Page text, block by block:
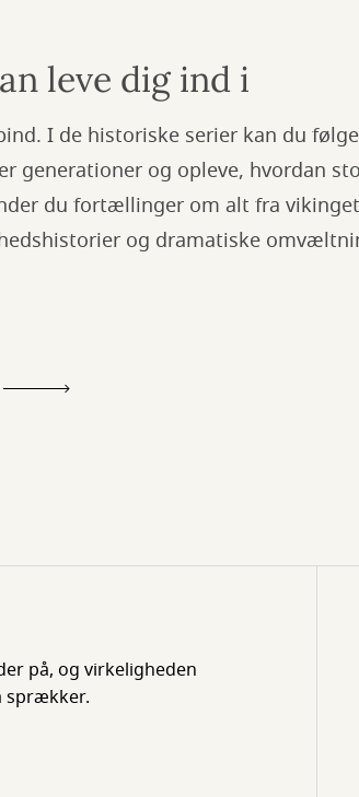
leve dig ind i
I de historiske serier kan du
generationer og opleve, hvordan
du fortællinger om alt fra
og dramatiske
på, og virkeligheden
sprækker.